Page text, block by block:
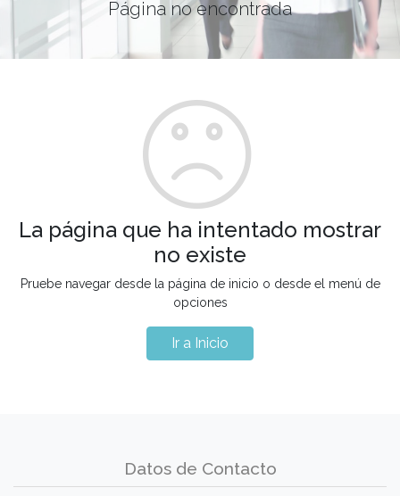
Página no encontrada
La página que ha intentado mostrar
no existe
Pruebe navegar desde la página de inicio o desde el menú de
opciones
Ir a Inicio
Datos de Contacto